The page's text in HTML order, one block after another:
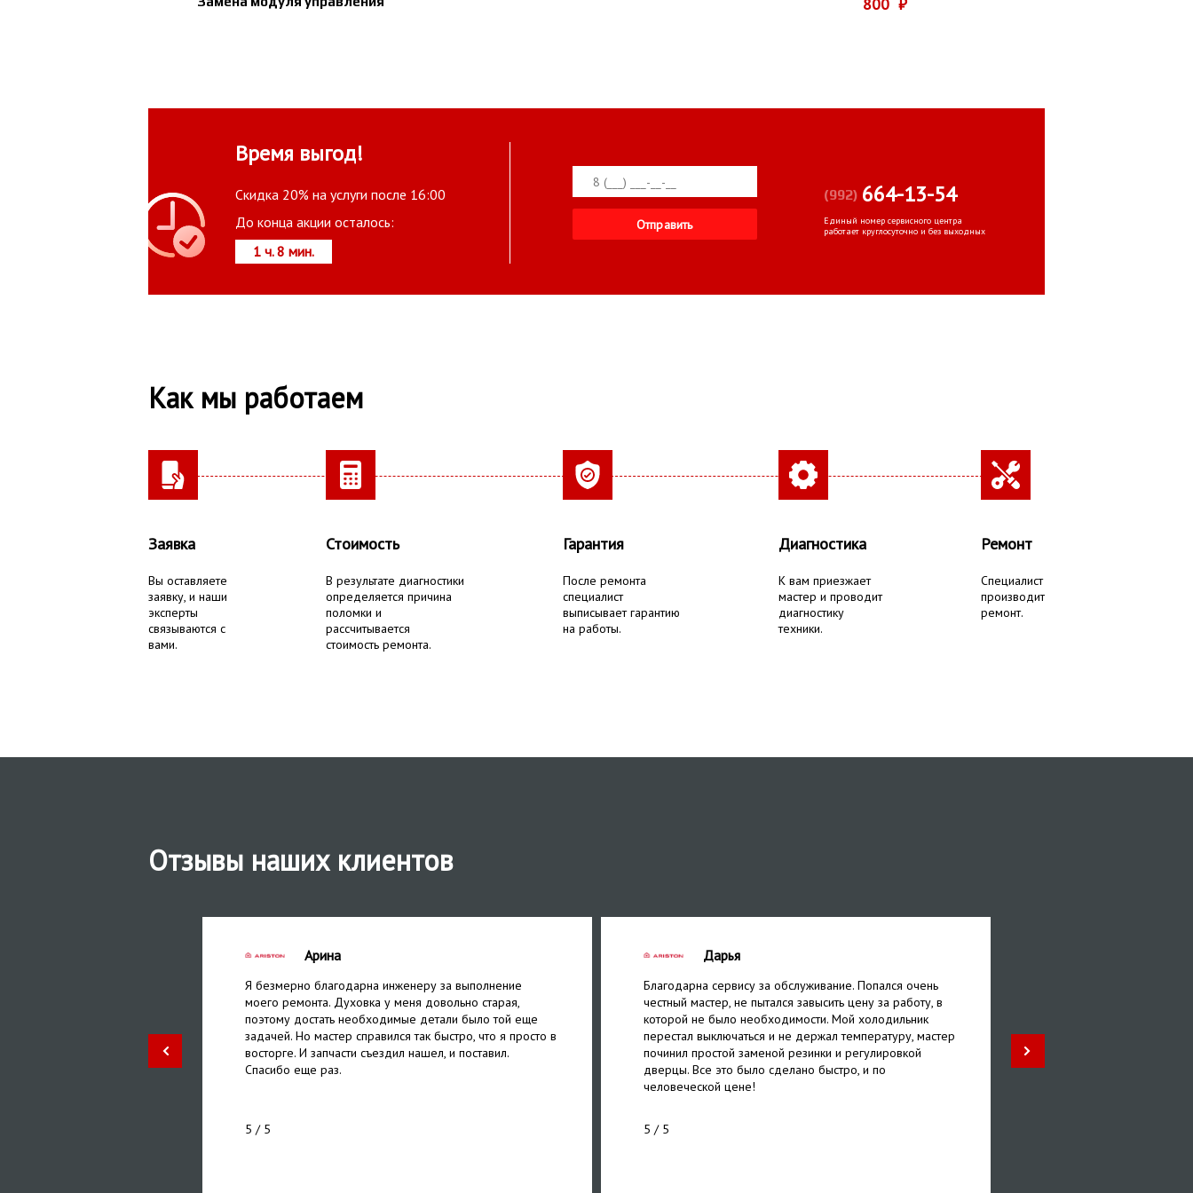
Время выгод!
Скидка 20% на услуги после 16:00
До конца акции осталось:
1 ч. 8 мин.
(992) 664-13-54
Единый номер сервисного центра
работает круглосуточно и без выходных
Как мы работаем
Заявка
Вы оставляете
заявку, и наши
эксперты
связываются с
вами.
Стоимость
В результате диагностики
определяется причина
поломки и
рассчитывается
стоимость ремонта.
Гарантия
После ремонта
специалист
выписывает гарантию
на работы.
Диагностика
К вам приезжает
мастер и проводит
диагностику
техники.
Ремонт
Специалист
производит
ремонт.
Отзывы наших клиентов
Арина
Я безмерно благодарна инженеру за выполнение
моего ремонта. Духовка у меня довольно старая,
поэтому достать необходимые детали было той еще
задачей. Но мастер справился так быстро, что я просто в
восторге. И запчасти съездил нашел, и поставил.
Спасибо еще раз.
5 / 5
Дарья
Благодарна сервису за обслуживание. Попался очень
честный мастер, не пытался завысить цену за работу, в
которой не было необходимости. Мой холодильник
перестал выключаться и не держал температуру, мастер
починил простой заменой резинки и регулировкой
дверцы. Все это было сделано быстро, и по
человеческой цене!
5 / 5
Несмотря на то что у
гарантию на год.